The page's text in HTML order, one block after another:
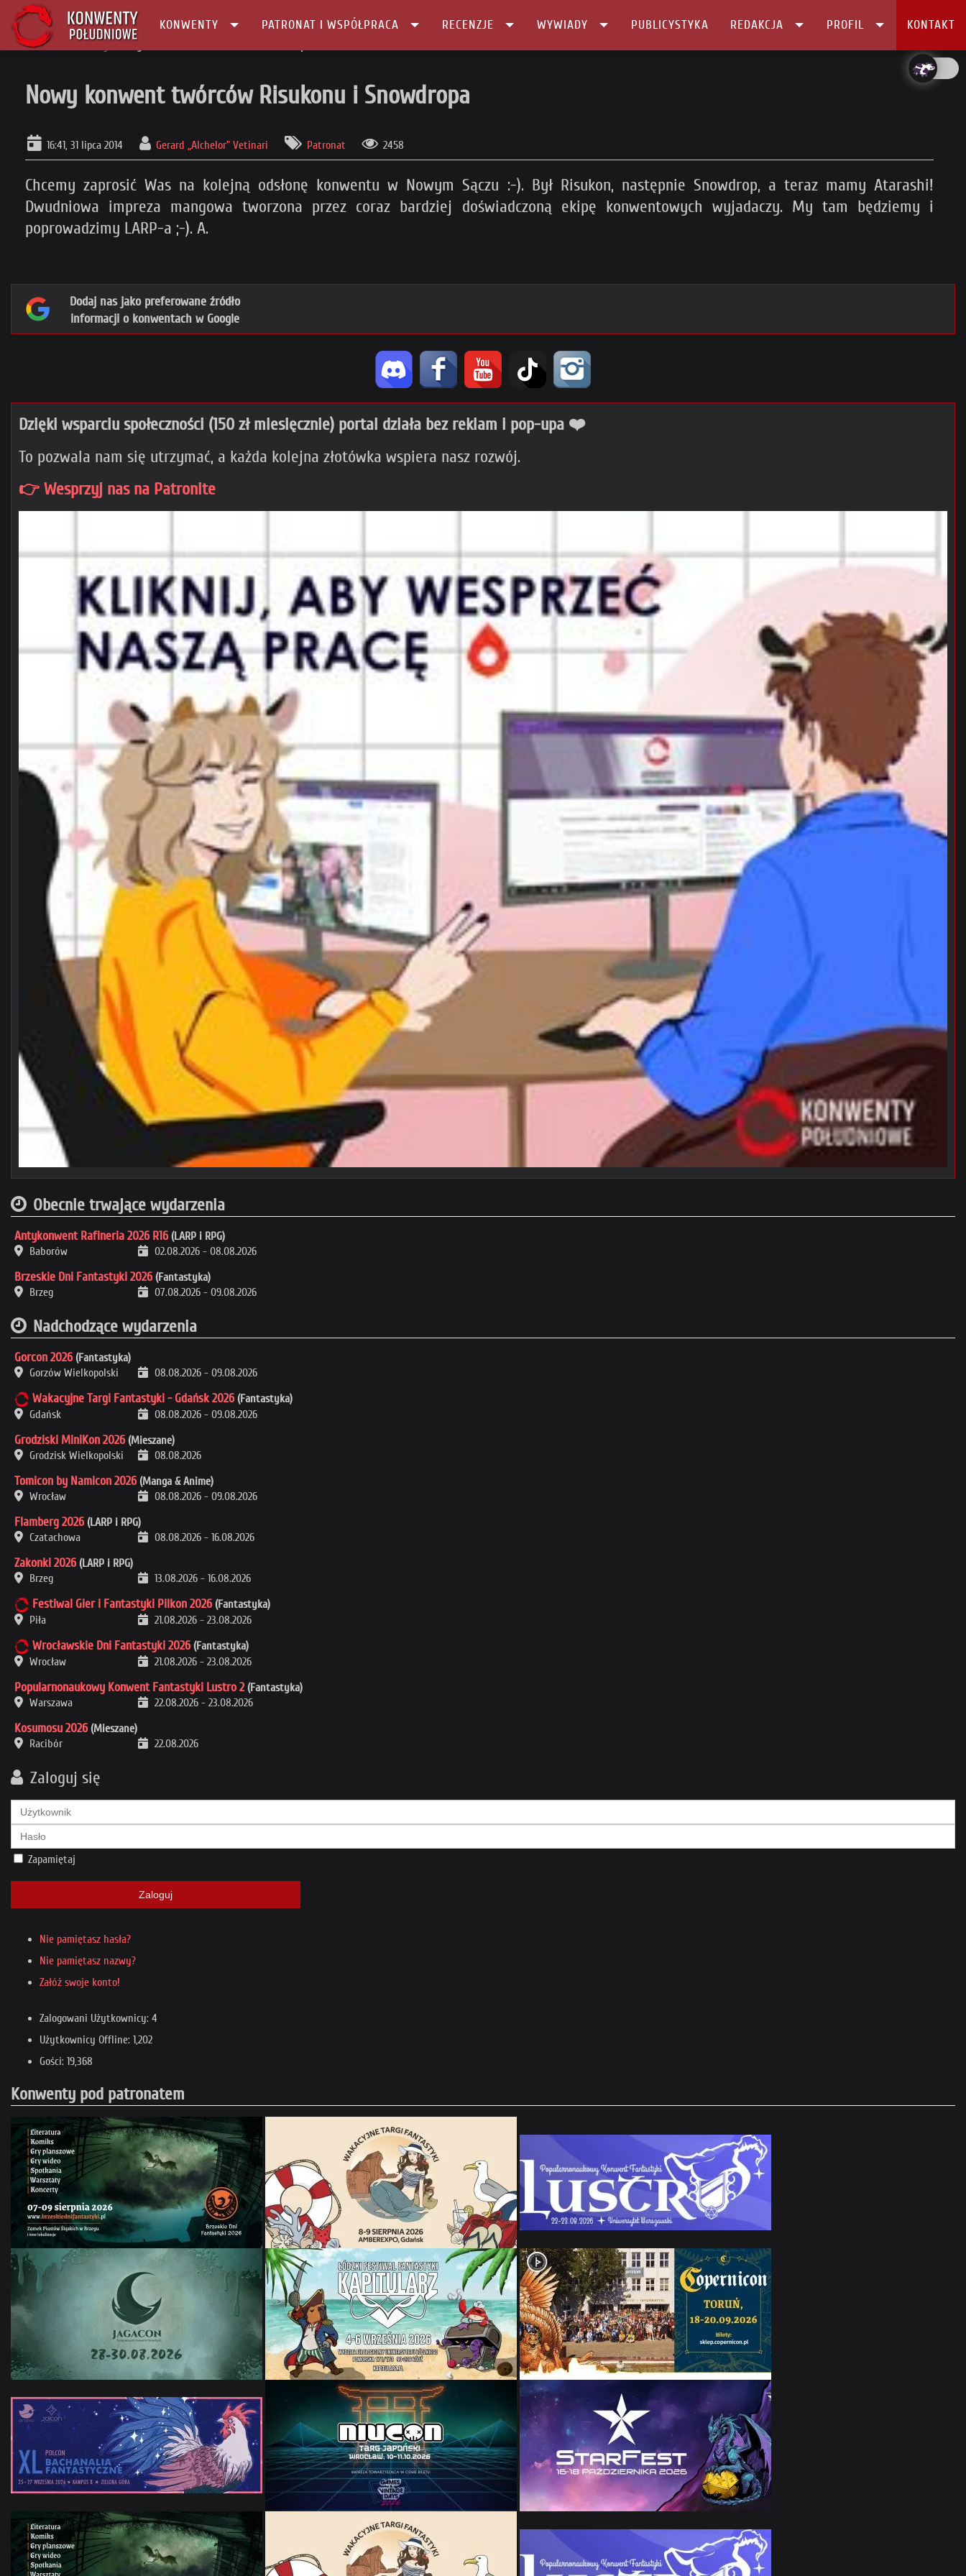
KONWENTY PATRONAT I WSPÓŁPRACA RECENZJE WYWIADY PUBLICYSTYKA REDAKCJA PROFIL KONTAKT
Główna
Nowy konwent twórców Risukonu i Snowdropa
16:41, 31 lipca 2014 Gerard „Alchelor” Vetinari Patronat 2458
Chcemy zaprosić Was na kolejną odsłonę konwentu w Nowym Sączu :-). Był Risukon, następnie Snowdrop, a teraz mamy Atarashi!
Dwudniowa impreza mangowa tworzona przez coraz bardziej doświadczoną ekipę konwentowych wyjadaczy. My tam będziemy i
poprowadzimy LARP-a ;-). A.
Dodaj nas jako preferowane źródło
informacji o konwentach w Google
Dzięki wsparciu społeczności (150 zł miesięcznie) portal działa bez reklam i pop-upa ❤️
To pozwala nam się utrzymać, a każda kolejna złotówka wspiera nasz rozwój.
👉 Wesprzyj nas na Patronite
Obecnie trwające wydarzenia
Antykonwent Rafineria 2026 R16 (LARP i RPG)
Baborów
02.08.2026 - 08.08.2026
Brzeskie Dni Fantastyki 2026 (Fantastyka)
Brzeg
07.08.2026 - 09.08.2026
Nadchodzące wydarzenia
Gorcon 2026 (Fantastyka)
Gorzów Wielkopolski
08.08.2026 - 09.08.2026
Wakacyjne Targi Fantastyki - Gdańsk 2026 (Fantastyka)
Gdańsk
08.08.2026 - 09.08.2026
Grodziski MiniKon 2026 (Mieszane)
Grodzisk Wielkopolski
08.08.2026
Tomicon by Namicon 2026 (Manga & Anime)
Wrocław
08.08.2026 - 09.08.2026
Flamberg 2026 (LARP i RPG)
Czatachowa
08.08.2026 - 16.08.2026
Zakonki 2026 (LARP i RPG)
Brzeg
13.08.2026 - 16.08.2026
Festiwal Gier i Fantastyki Pilkon 2026 (Fantastyka)
Piła
21.08.2026 - 23.08.2026
Wrocławskie Dni Fantastyki 2026 (Fantastyka)
Wrocław
21.08.2026 - 23.08.2026
Popularnonaukowy Konwent Fantastyki Lustro 2 (Fantastyka)
Warszawa
22.08.2026 - 23.08.2026
Kosumosu 2026 (Mieszane)
Racibór
22.08.2026
Zaloguj się
Zapamiętaj
Zaloguj
Nie pamiętasz hasła?
Nie pamiętasz nazwy?
Załóż swoje konto!
Zalogowani Użytkownicy: 4
Użytkownicy Offline: 1,202
Gości: 19,368
Konwenty pod patronatem